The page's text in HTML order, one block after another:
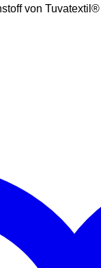
von